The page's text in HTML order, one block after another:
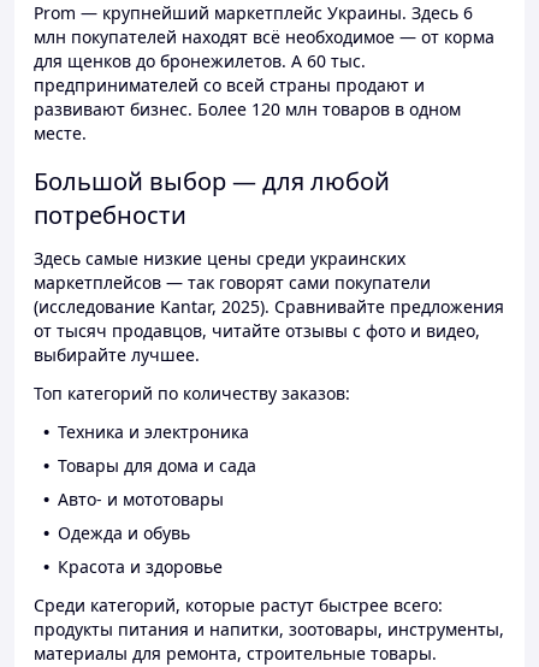
Prom — крупнейший маркетплейс Украины. Здесь 6
млн покупателей находят всё необходимое — от корма
для щенков до бронежилетов. А 60 тыс.
предпринимателей со всей страны продают и
развивают бизнес. Более 120 млн товаров в одном
месте.
Большой выбор — для любой
потребности
Здесь самые низкие цены среди украинских
маркетплейсов — так говорят сами покупатели
(исследование Kantar, 2025). Сравнивайте предложения
от тысяч продавцов, читайте отзывы с фото и видео,
выбирайте лучшее.
Топ категорий по количеству заказов:
Техника и электроника
Товары для дома и сада
Авто- и мототовары
Одежда и обувь
Красота и здоровье
Среди категорий, которые растут быстрее всего:
продукты питания и напитки, зоотовары, инструменты,
материалы для ремонта, строительные товары.